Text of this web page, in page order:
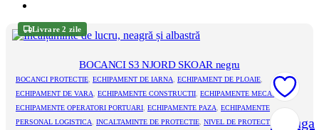
Adauga
Livrare 2 zile
BOCANCI S3 NJORD SKOAR negru
BOCANCI PROTECTIE, ECHIPAMENT DE IARNA, ECHIPAMENT DE PLOAIE,
ECHIPAMENT DE VARA, ECHIPAMENTE CONSTRUCTII, ECHIPAMENTE MECANICI,
ECHIPAMENTE OPERATORI PORTUARI, ECHIPAMENTE PAZA, ECHIPAMENTE
PERSONAL LOGISTICA, INCALTAMINTE DE PROTECTIE, NIVEL DE PROTECTIE S3